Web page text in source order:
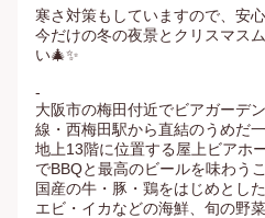
寒さ対策もしていますので、安
今だけの冬の夜景とクリスマス
い🎄✨
-
大阪市の梅田付近でビアガーデ
線・西梅田駅から直結のうめだ
地上13階に位置する屋上ビアホ
でBBQと最高のビールを味わう
国産の牛・豚・鶏をはじめとし
エビ・イカなどの海鮮、旬の野